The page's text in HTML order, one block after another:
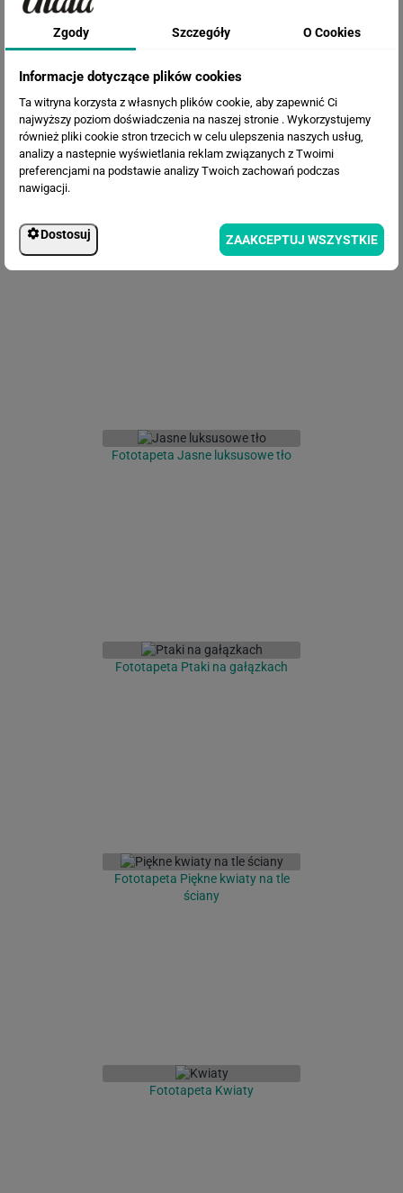
Fototapeta Różowa Abstrakcja
Fototapeta Bukiet kwiatów
Fototapeta Jasne luksusowe tło
Fototapeta Ptaki na gałązkach
Fototapeta Piękne kwiaty na tle
ściany
Fototapeta Kwiaty
Zgody Szczegóły O Cookies
Informacje dotyczące plików cookies
Ta witryna korzysta z własnych plików cookie, aby zapewnić Ci
najwyższy poziom doświadczenia na naszej stronie . Wykorzystujemy
również pliki cookie stron trzecich w celu ulepszenia naszych usług,
analizy a nastepnie wyświetlania reklam związanych z Twoimi
preferencjami na podstawie analizy Twoich zachowań podczas
nawigacji.
Dostosuj ZAAKCEPTUJ WSZYSTKIE